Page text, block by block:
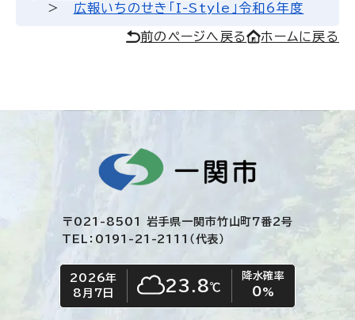
広報いちのせき「I-Style」令和6年度
前のページへ戻る ホームに戻る
〒021-8501 岩手県一関市竹山町7番2号
TEL：0191-21-2111（代表）
今日の日付
2026年
8月7日
今日の天気
くもり23.8℃
降水確率
0%